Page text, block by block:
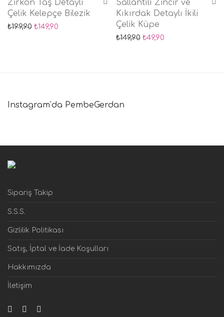
Zirkon Taş Detaylı
Çelik Kelepçe Bilezik
₺199,90 Orijinal fiyat: ₺199,90.
₺149,90 Şu andaki fiyat: ₺149,90.
Sallantılı Zincir ve
Kıkırdak Detaylı İkili
Çelik Küpe
₺149,90 Orijinal fiyat: ₺149,90.
₺49,90
Instagram’da PembeGerdan
Sipariş Takip
S.S.S.
Gizlilik Politikası
Satış, İptal ve İade Koşulları
Hakkımızda
İletişim